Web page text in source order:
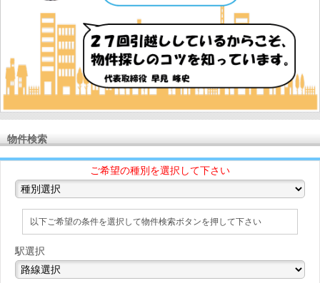
物件検索
ご希望の種別を選択して下さい
以下ご希望の条件を選択して物件検索ボタンを押して下さい
駅選択